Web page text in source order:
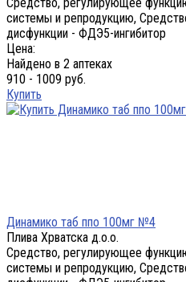
системы и репродукцию,
дисфункции - ФДЭ5-ингибитор
Цена:
Найдено в 2 аптеках
910 - 1009 руб.
Купить
Динамико таб ппо 100мг №4
Плива Хрватска д.о.о.
Средство, регулирующее
системы и репродукцию,